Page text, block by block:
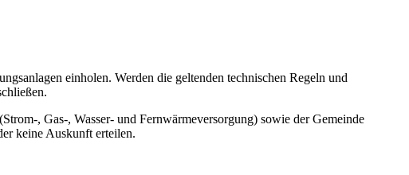
einholen. Werden die geltenden technischen Regeln und
, Gas-, Wasser- und Fernwärmeversorgung) sowie der Gemeinde
keine Auskunft erteilen.